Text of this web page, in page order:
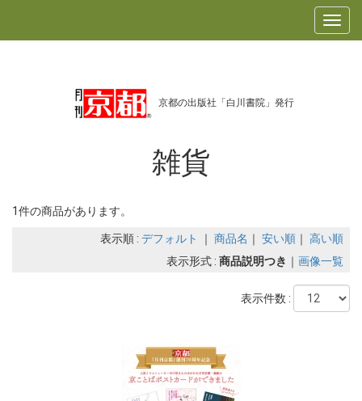
京都の出版社「白川書院」発行
雑貨
1件の商品があります。
表示順 : デフォルト ｜ 商品名 ｜ 安い順 ｜ 高い順
表示形式 : 商品説明つき ｜ 画像一覧
表示件数 :